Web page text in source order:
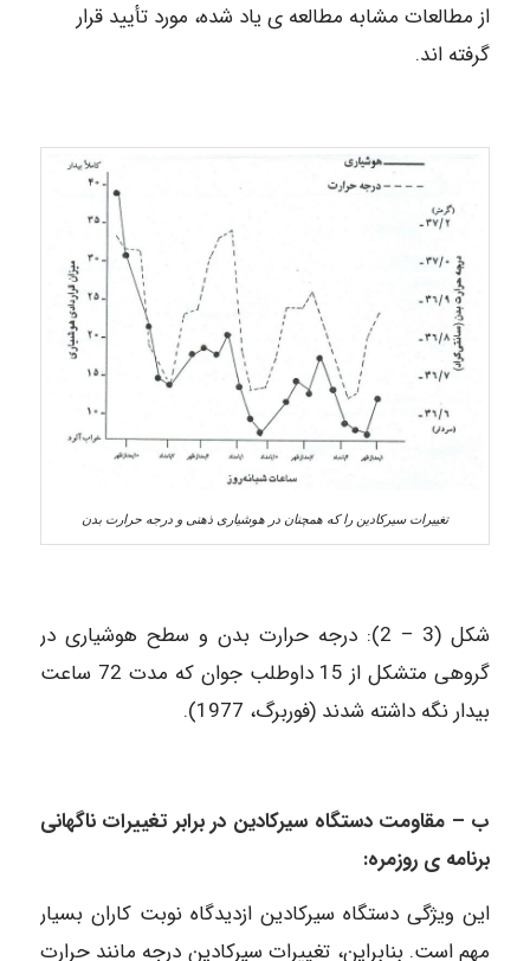
از مطالعات مشابه مطالعه ی یاد شده، مورد تأیید قرار
گرفته اند.
تغییرات سیرکادین را که همچنان در هوشیاری ذهنی و درجه حرارت بدن
شکل (3 – 2): درجه حرارت بدن و سطح هوشیاری در
گروهی متشکل از 15 داوطلب جوان که مدت 72 ساعت
بیدار نگه داشته شدند (فوربرگ، 1977).
ب – مقاومت دستگاه سیرکادین در برابر تغییرات ناگهانی
برنامه ی روزمره:
این ویژگی دستگاه سیرکادین ازدیدگاه نوبت کاران بسیار
مهم است. بنابراین، تغییرات سیرکادین درجه مانند حرارت